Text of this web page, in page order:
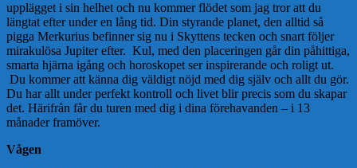
upplägget i sin helhet och nu kommer flödet som jag tror att du
längtat efter under en lång tid. Din styrande planet, den alltid så
pigga Merkurius befinner sig nu i Skyttens tecken och snart följer
mirakulösa Jupiter efter. Kul, med den placeringen går din påhittiga,
smarta hjärna igång och horoskopet ser inspirerande och roligt ut.
Du kommer att känna dig väldigt nöjd med dig själv och allt du gör.
Du har allt under perfekt kontroll och livet blir precis som du skapar
det. Härifrån får du turen med dig i dina förehavanden – i 13
månader framöver.
Vågen